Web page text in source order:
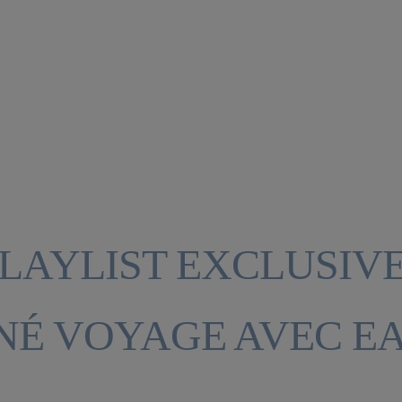
VOYAGE AVEC